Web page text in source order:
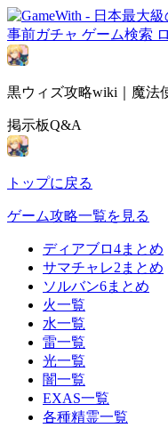
事前ガチャ ゲーム検索
黒ウィズ攻略wiki｜魔法
掲示板Q&A
トップに戻る
ゲーム攻略一覧を見る
ディアブロ4まとめ
サマチャレ2まとめ
ソルバン6まとめ
火一覧
水一覧
雷一覧
光一覧
闇一覧
EXAS一覧
各種精霊一覧